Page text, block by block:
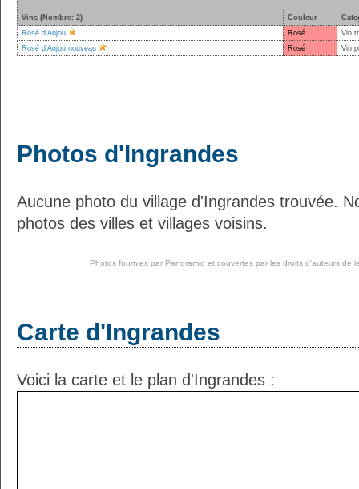
Vins (Nombre: 2) Couleur
Rosé d'Anjou
Rosé
Vin
Rosé d'Anjou nouveau
Rosé Vin
Photos d'Ingrandes
Aucune photo du village d'Ingrandes trouvée.
photos des villes et villages voisins.
Photos fournies par Panoramio et couvertes par les droits d'auteurs de
Carte d'Ingrandes
Voici la carte et le plan d'Ingrandes :